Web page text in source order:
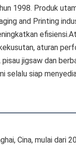
1998. Produk
and Printing
aturan
jigsaw dan
selalu siap
Cina, mulai dari